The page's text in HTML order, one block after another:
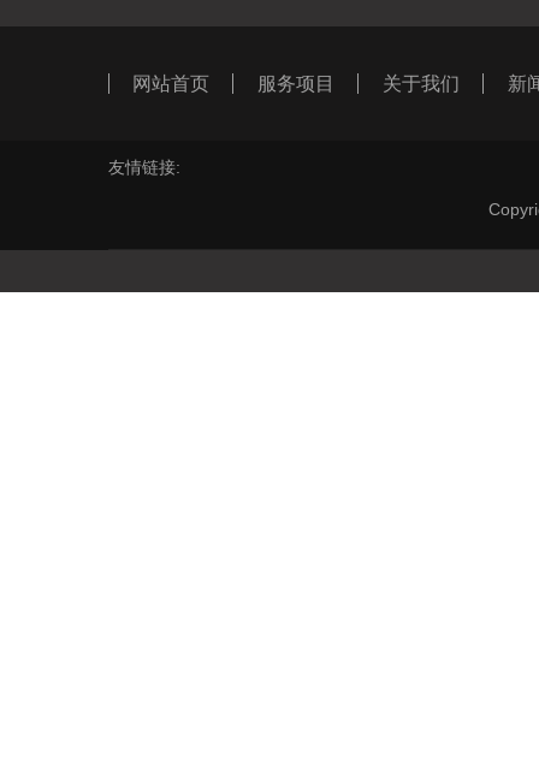
网站首页 服务项目 关于我们 新
友情链接: